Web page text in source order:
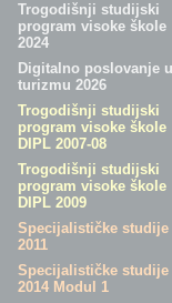
Trogodišnji studijski
program visoke škole
2024
Digitalno poslovanje u
turizmu 2026
Trogodišnji studijski
program visoke škole
DIPL 2007-08
Trogodišnji studijski
program visoke škole
DIPL 2009
Specijalističke studije
2011
Specijalističke studije
2014 Modul 1